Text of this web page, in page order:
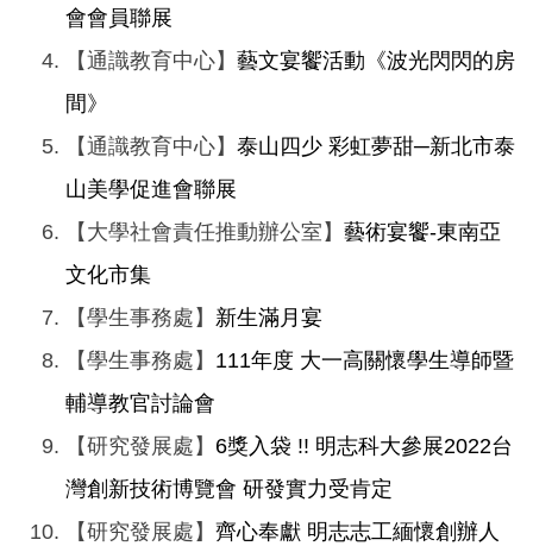
會會員聯展
【通識教育中心】 藝文宴饗活動《波光閃閃的房
間》
【通識教育中心】 泰山四少 彩虹夢甜─新北市泰
山美學促進會聯展
【大學社會責任推動辦公室】 藝術宴饗-東南亞
文化市集
【學生事務處】 新生滿月宴
【學生事務處】 111年度 大一高關懷學生導師暨
輔導教官討論會
【研究發展處】 6獎入袋 !! 明志科大參展2022台
灣創新技術博覽會 研發實力受肯定
【研究發展處】 齊心奉獻 明志志工緬懷創辦人